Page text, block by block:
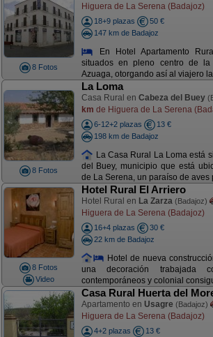
8 Fotos
Higuera de La Serena (Badajoz)
18+9 plazas
50 €
147 km de Badajoz
En Hotel Apartamento
situados en pleno centro de
Azuaga, otorgando así al viajero
8 Fotos
La Loma
Casa Rural en Cabeza del Buey
km de Higuera de La Serena
6-12+2 plazas
13 €
198 km de Badajoz
La Casa Rural La Loma está
del Buey, municipio que está
de La Serena, un paraíso de aves
8 Fotos
Video
Hotel Rural El Arriero
Hotel Rural en La Zarza (Badajoz)
Higuera de La Serena (Badajoz)
16+4 plazas
30 €
22 km de Badajoz
Hotel de nueva
una decoración trabajada
contemporáneos y colonial
Casa Rural Huerta del
Apartamento en Usagre (Badajoz)
Higuera de La Serena (Badajoz)
4+2 plazas
13 €